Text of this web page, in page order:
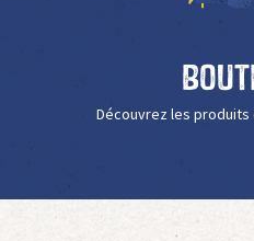
Découvrez les produits